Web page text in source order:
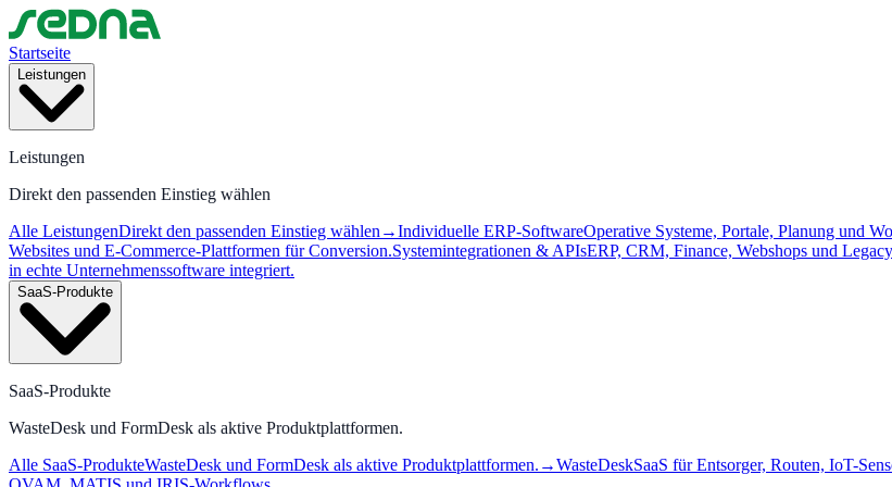
Startseite
Leistungen
Leistungen
Direkt den passenden Einstieg wählen
Alle LeistungenDirekt den passenden Einstieg wählen →Individuelle ERP-SoftwareOperative Systeme, Portale, Planung und
Websites und E-Commerce-Plattformen für Conversion.Systemintegrationen & APIsERP, CRM, Finance, Webshops und
in echte Unternehmenssoftware integriert.
SaaS-Produkte
SaaS-Produkte
WasteDesk und FormDesk als aktive Produktplattformen.
Alle SaaS-ProdukteWasteDesk und FormDesk als aktive Produktplattformen. →WasteDeskSaaS für Entsorger, Routen, IoT-